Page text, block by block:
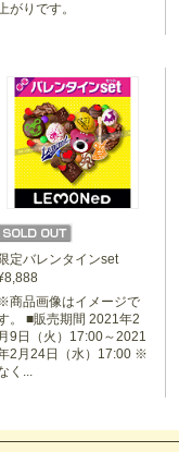
がりです。
定バレンタインset
商品画像はイメージで
。 ■販売期間 2021年2
月9日（火）17:00～2021
2月24日（水）17:00 ※
く...